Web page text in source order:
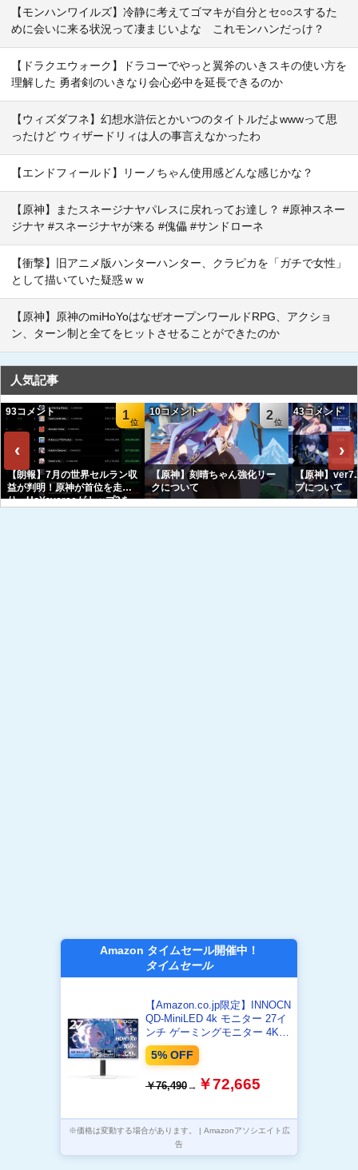
【モンハンワイルズ】冷静に考えてゴマキが自分とセ○○スするた
めに会いに来る状況って凄まじいよな これモンハンだっけ？
【ドラクエウォーク】ドラコーでやっと翼斧のいきスキの使い方を
理解した 勇者剣のいきなり会心必中を延長できるのか
【ウィズダフネ】幻想水滸伝とかいつのタイトルだよwwwって思
ったけど ウィザードリィは人の事言えなかったわ
【エンドフィールド】リーノちゃん使用感どんな感じかな？
【原神】またスネージナヤパレスに戻れってお達し？ #原神スネー
ジナヤ #スネージナヤが来る #傀儡 #サンドローネ
【衝撃】旧アニメ版ハンターハンター、クラピカを「ガチで女性」
として描いていた疑惑ｗｗ
【原神】原神のmiHoYoはなぜオープンワールドRPG、アクショ
ン、ターン制と全てをヒットさせることができたのか
人気記事
‹
1
93コメント
【朗報】7月の世界セルラン収
益が判明！原神が首位を走
り、HoYoverseがトップ3を
2
10コメント
【原神】刻晴ちゃん強化リー
クについて
43コメント
【原神】
プについて
›
Amazon タイムセール開催中！
タイムセール
【Amazon.co.jp限定】INNOCN
QD-MiniLED 4k モニター 27イ
ンチ ゲーミングモニター 4K＠
160Hz/フルHD＠320Hz切り替
え デュアルモニター ホワイト
輝点保証対応 (量子ドッ
90W/VESA対応/スピーカー)
GA27V1M
5% OFF
￥76,490→ ￥72,665
※価格は変動する場合があります。 | Amazonアソシエイト広
告